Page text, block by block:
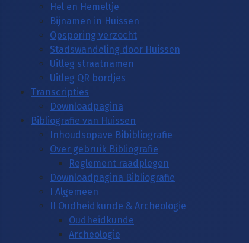
Hel en Hemeltje
Bijnamen in Huissen
Opsporing verzocht
Stadswandeling door Huissen
Uitleg straatnamen
Uitleg QR bordjes
Transcripties
Downloadpagina
Bibliografie van Huissen
Inhoudsopave Bibibliografie
Over gebruik Bibliografie
Reglement raadplegen
Downloadpagina Bibliografie
I Algemeen
II Oudheidkunde & Archeologie
Oudheidkunde
Archeologie